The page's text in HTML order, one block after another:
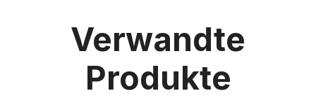
Verwandte
Produkte